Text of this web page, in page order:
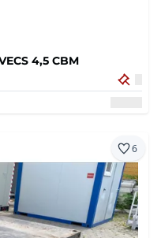
4,5 CBM
6